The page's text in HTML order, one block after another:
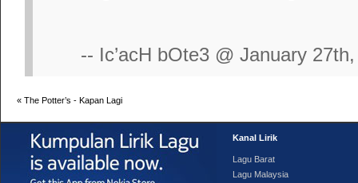
-- Ic’acH bOte3 @ January
« The Potter’s - Kapan Lagi
Kanal Lirik
Lagu Barat
Lagu Malaysia